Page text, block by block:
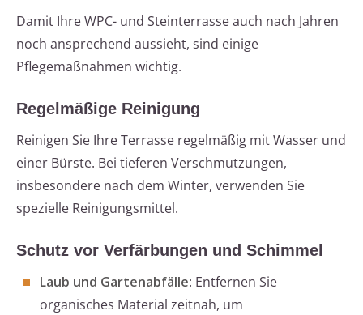
Damit Ihre WPC- und Steinterrasse auch nach Jahren
noch ansprechend aussieht, sind einige
Pflegemaßnahmen wichtig.
Regelmäßige Reinigung
Reinigen Sie Ihre Terrasse regelmäßig mit Wasser und
einer Bürste. Bei tieferen Verschmutzungen,
insbesondere nach dem Winter, verwenden Sie
spezielle Reinigungsmittel.
Schutz vor Verfärbungen und Schimmel
Laub und Gartenabfälle: Entfernen Sie
organisches Material zeitnah, um